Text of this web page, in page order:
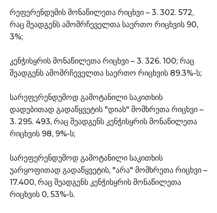
რეფერენდუმის მონაწილეთა რიცხვი – 3. 302. 572,
რაც შეადგენს ამომრჩეველთა საერთო რიცხვის 90,
3%;
კენჭისყრის მონაწილეთა რიცხვი – 3. 326. 100; რაც
შეადგენს ამომრჩეველთა საერთო რიცხვის 89.3%-ს;
სარეფერენდუმოდ გამოტანილი საკითხის
დადებითად გადაწყვეტის "დიახ" მომხრეთა რიცხვი –
3. 295. 493, რაც შეადგენს კენჭისყრის მონაწილეთა
რიცხვის 98, 9%-ს;
სარეფერენდუმოდ გამოტანილი საკითხის
უარყოფითად გადაწყვეტის, "არა" მომხრეთა რიცხვი –
17.400, რაც შეადგენს კენჭისყრის მონაწილეთა
რიცხვის 0, 53%-ს.